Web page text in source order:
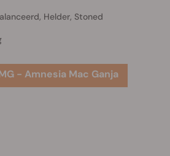
Helder, Stoned
- Amnesia Mac Ganja